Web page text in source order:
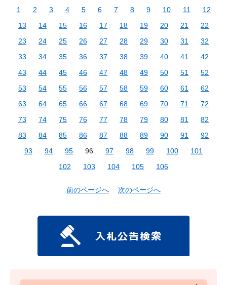
1 2 3 4 5 6 7 8 9 10 11
12
13
14 15 16 17 18 19 20 21
22
23
24 25 26 27 28 29 30 31
32
33
34 35 36 37 38 39 40 41
42
43
44 45 46 47 48 49 50 51
52
53
54 55 56 57 58 59 60 61
62
63
64 65 66 67 68 69 70 71
72
73
74 75 76 77 78 79 80 81
82
83
84 85 86 87 88 89 90 91
92
93
94 95 96 97 98 99 100
101
102
103 104 105 106
前のページへ 次のページへ